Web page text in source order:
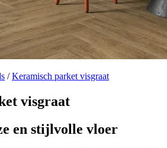
/Keramisch parket visgraat
visgraat
en stijlvolle vloer